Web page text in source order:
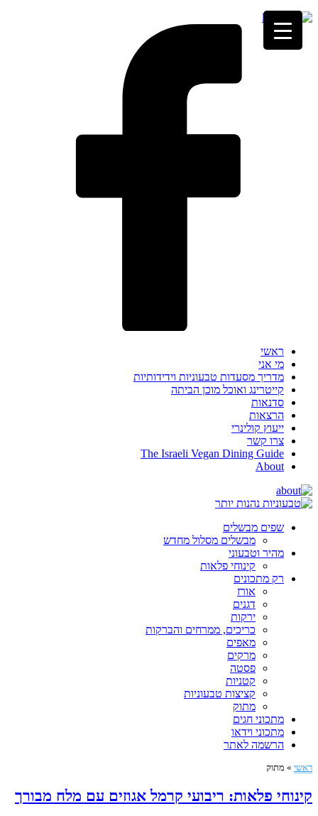
ראשי
מי אני
מדריך מסעדות טבעוניות וידידותיות
קייטרינג ואוכל מוכן הביתה
סדנאות
הרצאות
ייעוץ קולינרי
צרו קשר
The Israeli Vegan Dining Guide
About
שפים מבשלים
מבשלים מסלול מחדש
מהיר וטבעוני
קינוחי פלאות
רק מתכונים
אורז
דגנים
ירקות
כריכים, ממרחים והברקות
מאפים
מרקים
פסטה
קטניות
קציצות טבעוניות
מתוק
מתכוני חגים
מתכוני וידאו
הרשמה לאתר
ראשי » מתוק
קינוחי פלאות: ריבועי קרמל אגוזים עם מלח מבורך